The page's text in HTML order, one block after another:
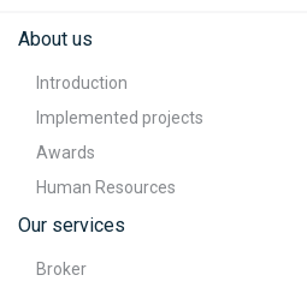
About us
Introduction
Implemented projects
Awards
Human Resources
Our services
Broker